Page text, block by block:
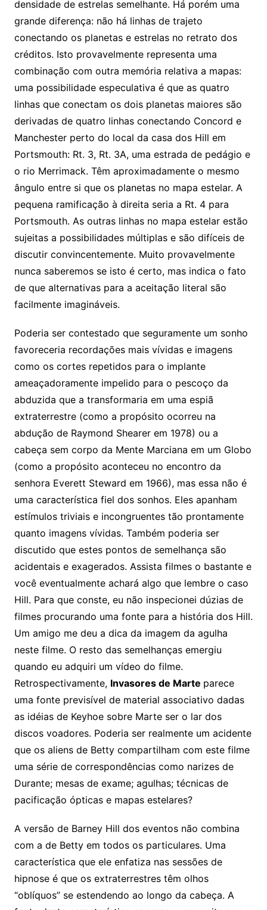
densidade de estrelas semelhante. Há porém uma
grande diferença: não há linhas de trajeto
conectando os planetas e estrelas no retrato dos
créditos. Isto provavelmente representa uma
combinação com outra memória relativa a mapas:
uma possibilidade especulativa é que as quatro
linhas que conectam os dois planetas maiores são
derivadas de quatro linhas conectando Concord e
Manchester perto do local da casa dos Hill em
Portsmouth: Rt. 3, Rt. 3A, uma estrada de pedágio e
o rio Merrimack. Têm aproximadamente o mesmo
ângulo entre si que os planetas no mapa estelar. A
pequena ramificação à direita seria a Rt. 4 para
Portsmouth. As outras linhas no mapa estelar estão
sujeitas a possibilidades múltiplas e são difíceis de
discutir convincentemente. Muito provavelmente
nunca saberemos se isto é certo, mas indica o fato
de que alternativas para a aceitação literal são
facilmente imagináveis.
Poderia ser contestado que seguramente um sonho
favoreceria recordações mais vívidas e imagens
como os cortes repetidos para o implante
ameaçadoramente impelido para o pescoço da
abduzida que a transformaria em uma espiã
extraterrestre (como a propósito ocorreu na
abdução de Raymond Shearer em 1978) ou a
cabeça sem corpo da Mente Marciana em um Globo
(como a propósito aconteceu no encontro da
senhora Everett Steward em 1966), mas essa não é
uma característica fiel dos sonhos. Eles apanham
estímulos triviais e incongruentes tão prontamente
quanto imagens vívidas. Também poderia ser
discutido que estes pontos de semelhança são
acidentais e exagerados. Assista filmes o bastante e
você eventualmente achará algo que lembre o caso
Hill. Para que conste, eu não inspecionei dúzias de
filmes procurando uma fonte para a história dos Hill.
Um amigo me deu a dica da imagem da agulha
neste filme. O resto das semelhanças emergiu
quando eu adquiri um vídeo do filme.
Retrospectivamente, Invasores de Marte parece
uma fonte previsível de material associativo dadas
as idéias de Keyhoe sobre Marte ser o lar dos
discos voadores. Poderia ser realmente um acidente
que os aliens de Betty compartilham com este filme
uma série de correspondências como narizes de
Durante; mesas de exame; agulhas; técnicas de
pacificação ópticas e mapas estelares?
A versão de Barney Hill dos eventos não combina
com a de Betty em todos os particulares. Uma
característica que ele enfatiza nas sessões de
hipnose é que os extraterrestres têm olhos
“oblíquos” se estendendo ao longo da cabeça. A